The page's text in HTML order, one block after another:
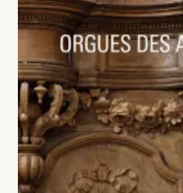
PORTAIL CULTURE
Comité d'Histoire Régionale
Service Inventaire et Patrimoines